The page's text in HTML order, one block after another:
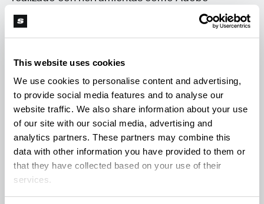
This website uses cookies
We use cookies to personalise content and advertising,
to provide social media features and to analyse our
website traffic. We also share information about your use
of our site with our social media, advertising and
analytics partners. These partners may combine this
data with other information you have provided to them or
that they have collected based on your use of their
services.
Illustrator y Photoshop para dar vida a los
gráficos, por lo que la propuesta ha sido100%
Todos estos aspectos, junto con el recuerdo de
los aficionados de acciones de gran calado en
España comola Pokémon Twitch Cup, donde
incluso algunas grandes marcas participaron,
han otorgado las dosis de realismo necesarias